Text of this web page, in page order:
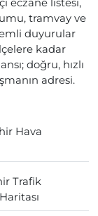
eczane listesi,
tramvay ve
duyurular
kadar
doğru, hızlı
adresi.
Hava
Trafik